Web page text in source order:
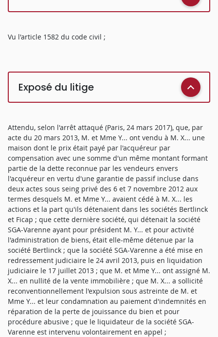
Vu l'article 1582 du code civil ;
Exposé du litige
Attendu, selon l'arrêt attaqué (Paris, 24 mars 2017), que, par
acte du 20 mars 2013, M. et Mme Y... ont vendu à M. X... une
maison dont le prix était payé par l'acquéreur par
compensation avec une somme d'un même montant formant
partie de la dette reconnue par les vendeurs envers
l'acquéreur en vertu d'une garantie de passif incluse dans
deux actes sous seing privé des 6 et 7 novembre 2012 aux
termes desquels M. et Mme Y... avaient cédé à M. X... les
actions et la part qu'ils détenaient dans les sociétés Bertlinck
et Ficap ; que cette dernière société, qui détenait la société
SGA-Varenne ayant pour président M. Y... et pour activité
l'administration de biens, était elle-même détenue par la
société Bertlinck ; que la société SGA-Varenne a été mise en
redressement judiciaire le 24 avril 2013, puis en liquidation
judiciaire le 17 juillet 2013 ; que M. et Mme Y... ont assigné M.
X... en nullité de la vente immobilière ; que M. X... a sollicité
reconventionnellement l'expulsion sous astreinte de M. et
Mme Y... et leur condamnation au paiement d'indemnités en
réparation de la perte de jouissance du bien et pour
procédure abusive ; que le liquidateur de la société SGA-
Varenne est intervenu volontairement en appel ;